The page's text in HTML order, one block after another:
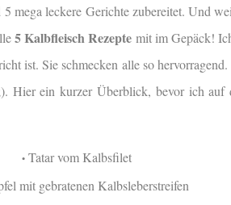
mega leckere Gerichte zubereitet. Und
5 Kalbfleisch Rezepte mit im Gepäck!
ist. Sie schmecken alle so
Hier ein kurzer Überblick, bevor ich auf
•Tatar vom Kalbsfilet
mit gebratenen Kalbsleberstreifen